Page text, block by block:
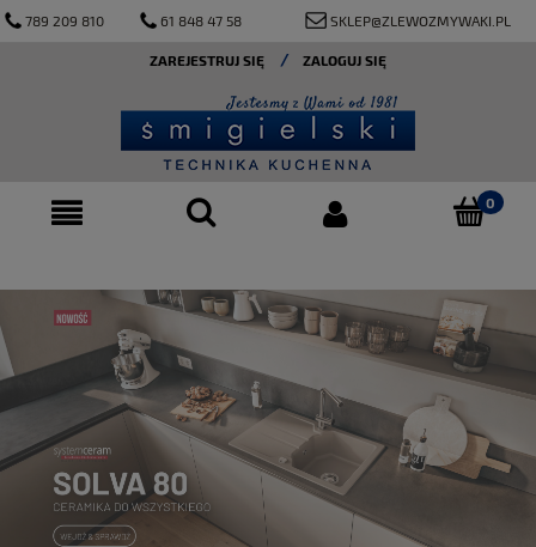
789 209 810 61 848 47 58 SKLEP@ZLEWOZMYWAKI.PL
ZAREJESTRUJ SIĘ ZALOGUJ SIĘ